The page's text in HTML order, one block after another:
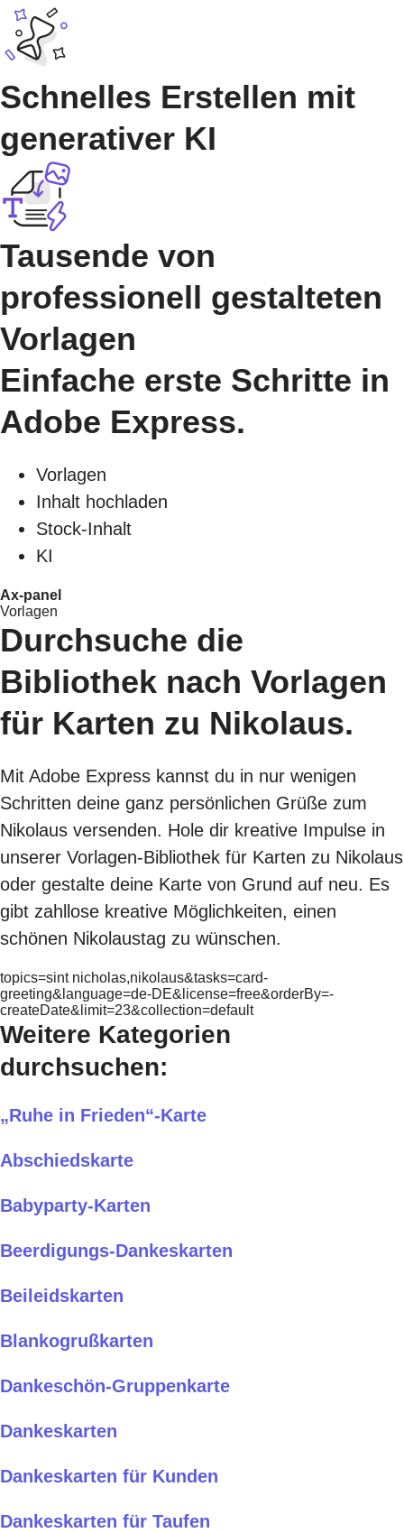
Schnelles Erstellen mit
generativer KI
Tausende von
professionell gestalteten
Vorlagen
Einfache erste Schritte in
Adobe Express.
Vorlagen
Inhalt hochladen
Stock-Inhalt
KI
Ax-panel
Vorlagen
Durchsuche die
Bibliothek nach Vorlagen
für Karten zu Nikolaus.
Mit Adobe Express kannst du in nur wenigen
Schritten deine ganz persönlichen Grüße zum
Nikolaus versenden. Hole dir kreative Impulse in
unserer Vorlagen-Bibliothek für Karten zu Nikolaus
oder gestalte deine Karte von Grund auf neu. Es
gibt zahllose kreative Möglichkeiten, einen
schönen Nikolaustag zu wünschen.
topics=sint nicholas,nikolaus&tasks=card-
greeting&language=de-DE&license=free&orderBy=-
createDate&limit=23&collection=default
Weitere Kategorien
durchsuchen:
„Ruhe in Frieden“-Karte
Abschiedskarte
Babyparty-Karten
Beerdigungs-Dankeskarten
Beileidskarten
Blankogrußkarten
Dankeschön-Gruppenkarte
Dankeskarten
Dankeskarten für Kunden
Dankeskarten für Taufen